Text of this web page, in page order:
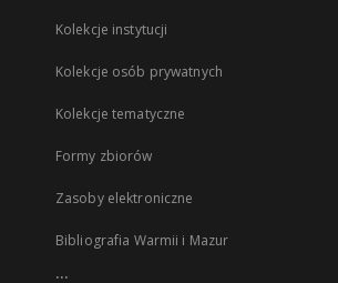
Kolekcje instytucji
Kolekcje osób prywatnych
Kolekcje tematyczne
Formy zbiorów
Zasoby elektroniczne
Bibliografia Warmii i Mazur
...